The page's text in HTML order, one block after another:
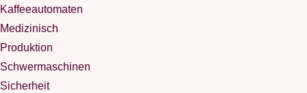
Kaffeeautomaten
Medizinisch
Produktion
Schwermaschinen
Sicherheit